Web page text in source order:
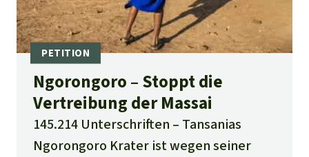
Ngorongoro – Stoppt die
Vertreibung der Massai
145.214 Unterschriften
Tansanias
Ngorongoro Krater ist wegen seiner